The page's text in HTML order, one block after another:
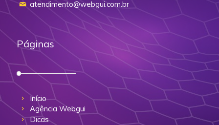
atendimento@webgui.com.br
Páginas
Início
Agência Webgui
Dicas